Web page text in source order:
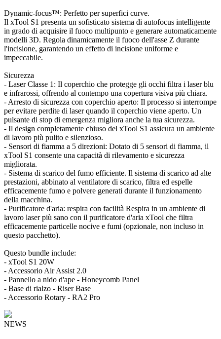
Dynamic-focus™: Perfetto per superfici curve.
Il xTool S1 presenta un sofisticato sistema di autofocus intelligente
in grado di acquisire il fuoco multipunto e generare automaticamente
modelli 3D. Regola dinamicamente il fuoco dell'asse Z durante
l'incisione, garantendo un effetto di incisione uniforme e
impeccabile.
Sicurezza
- Laser Classe 1: Il coperchio che protegge gli occhi filtra i laser blu
e infrarossi, offrendo al contempo una copertura visiva più chiara.
- Arresto di sicurezza con coperchio aperto: Il processo si interrompe
per evitare perdite di laser quando il coperchio viene aperto. Un
pulsante di stop di emergenza migliora anche la tua sicurezza.
- Il design completamente chiuso del xTool S1 assicura un ambiente
di lavoro più pulito e silenzioso.
- Sensori di fiamma a 5 direzioni: Dotato di 5 sensori di fiamma, il
xTool S1 consente una capacità di rilevamento e sicurezza
migliorata.
- Sistema di scarico del fumo efficiente. Il sistema di scarico ad alte
prestazioni, abbinato al ventilatore di scarico, filtra ed espelle
efficacemente fumo e polvere generati durante il funzionamento
della macchina.
- Purificatore d'aria: respira con facilità Respira in un ambiente di
lavoro laser più sano con il purificatore d'aria xTool che filtra
efficacemente particelle nocive e fumi (opzionale, non incluso in
questo pacchetto).
Questo bundle include:
- xTool S1 20W
- Accessorio Air Assist 2.0
- Pannello a nido d'ape - Honeycomb Panel
- Base di rialzo - Riser Base
- Accessorio Rotary - RA2 Pro
NEWS